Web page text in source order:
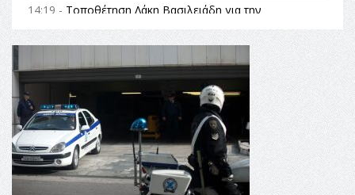
14:19 - Τοποθέτηση Λάκη Βασιλειάδη για την
Αναθεώρηση του Συντάγματος: «Σε τέτοιες κορυφαίες
θεσμικές διαδικασίες υπάρχει μόνο η ευθύνη απέναντι
16:35 -Το πρόγραμμα του ΠΑΟΚ στον δεύτερο γύρο του
Champions League!
16:27 -Όλυμπος: Εντάχθηκε στον Κατάλογο Παγκόσμιας
Κληρονομιάς της UNESCO – Ομόφωνη η απόφαση Ο
Όλυμπος αναγνωρίστηκε ως φυσικό και πολιτιστικό
αγαθό εξέχουσας οικουμενικής αξίας για την
ανθρωπότητα